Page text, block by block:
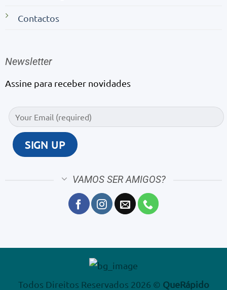
Contactos
Newsletter
Assine para receber novidades
VAMOS SER AMIGOS?
Todos Direitos Reservados 2026 © QueRápido